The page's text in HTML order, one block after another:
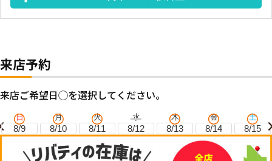
来店予約
来店ご希望日◯を選択してください。
日
8/9
月
8/10
火
8/11
水
8/12
木
8/13
金
8/14
土
8/15